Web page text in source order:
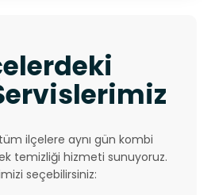
ilçelere aynı gün kombi
temizliği hizmeti sunuyoruz.
seçebilirsiniz: